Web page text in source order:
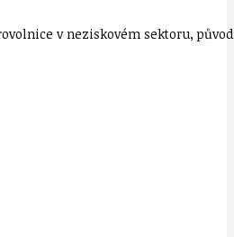
v neziskovém sektoru,